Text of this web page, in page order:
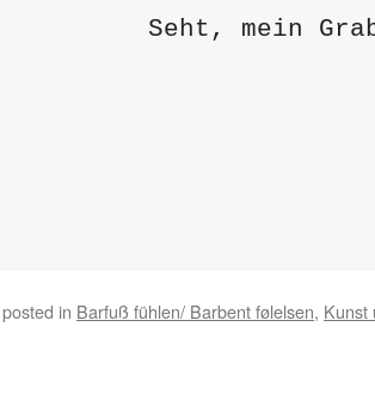
Seht, mein
in Barfuß fühlen/ Barbent følelsen, Kunst